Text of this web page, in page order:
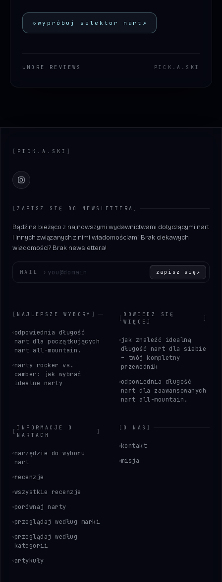
◇ wypróbuj selektor nart ↗
↳ MORE REVIEWS PICK . A . SKI
[ PICK . A . SKI ]
Instagram
[ ZAPISZ SIĘ DO NEWSLETTERA ]
Bądź na bieżąco z najnowszymi wydawnictwami dotyczącymi nart
i innych związanych z nimi wiadomościami. Brak ciekawych
wiadomości? Brak newslettera!
MAIL › zapisz się ↗
[ NAJLEPSZE WYBORY ]
odpowiednia długość
nart dla początkujących
nart all-mountain.
narty rocker vs.
camber: jak wybrać
idealne narty
[
DOWIEDZ SIĘ
WIĘCEJ
]
jak znaleźć idealną
długość nart dla siebie
– twój kompletny
przewodnik
odpowiednia długość
nart dla zaawansowanych
nart all-mountain.
[
INFORMACJE O
NARTACH
]
narzędzie do wyboru
nart
recenzje
wszystkie recenzje
porównaj narty
przeglądaj według marki
przeglądaj według
kategorii
artykuły
[ O NAS ]
kontakt
misja